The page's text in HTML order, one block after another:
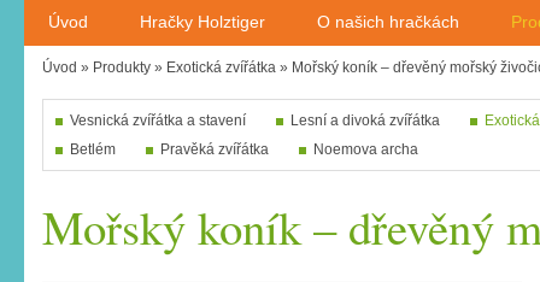
Úvod Hračky Holztiger O našich hračkách
Úvod » Produkty » Exotická zvířátka » Mořský koník – dřevěný mořský
Vesnická zvířátka a stavení Lesní a divoká zvířátka
Betlém
Pravěká zvířátka Noemova archa
Mořský koník – dřevěný